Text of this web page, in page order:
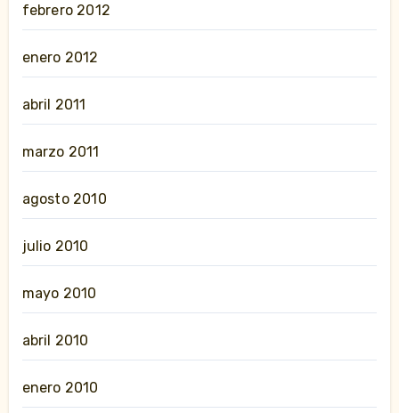
febrero 2012
enero 2012
abril 2011
marzo 2011
agosto 2010
julio 2010
mayo 2010
abril 2010
enero 2010